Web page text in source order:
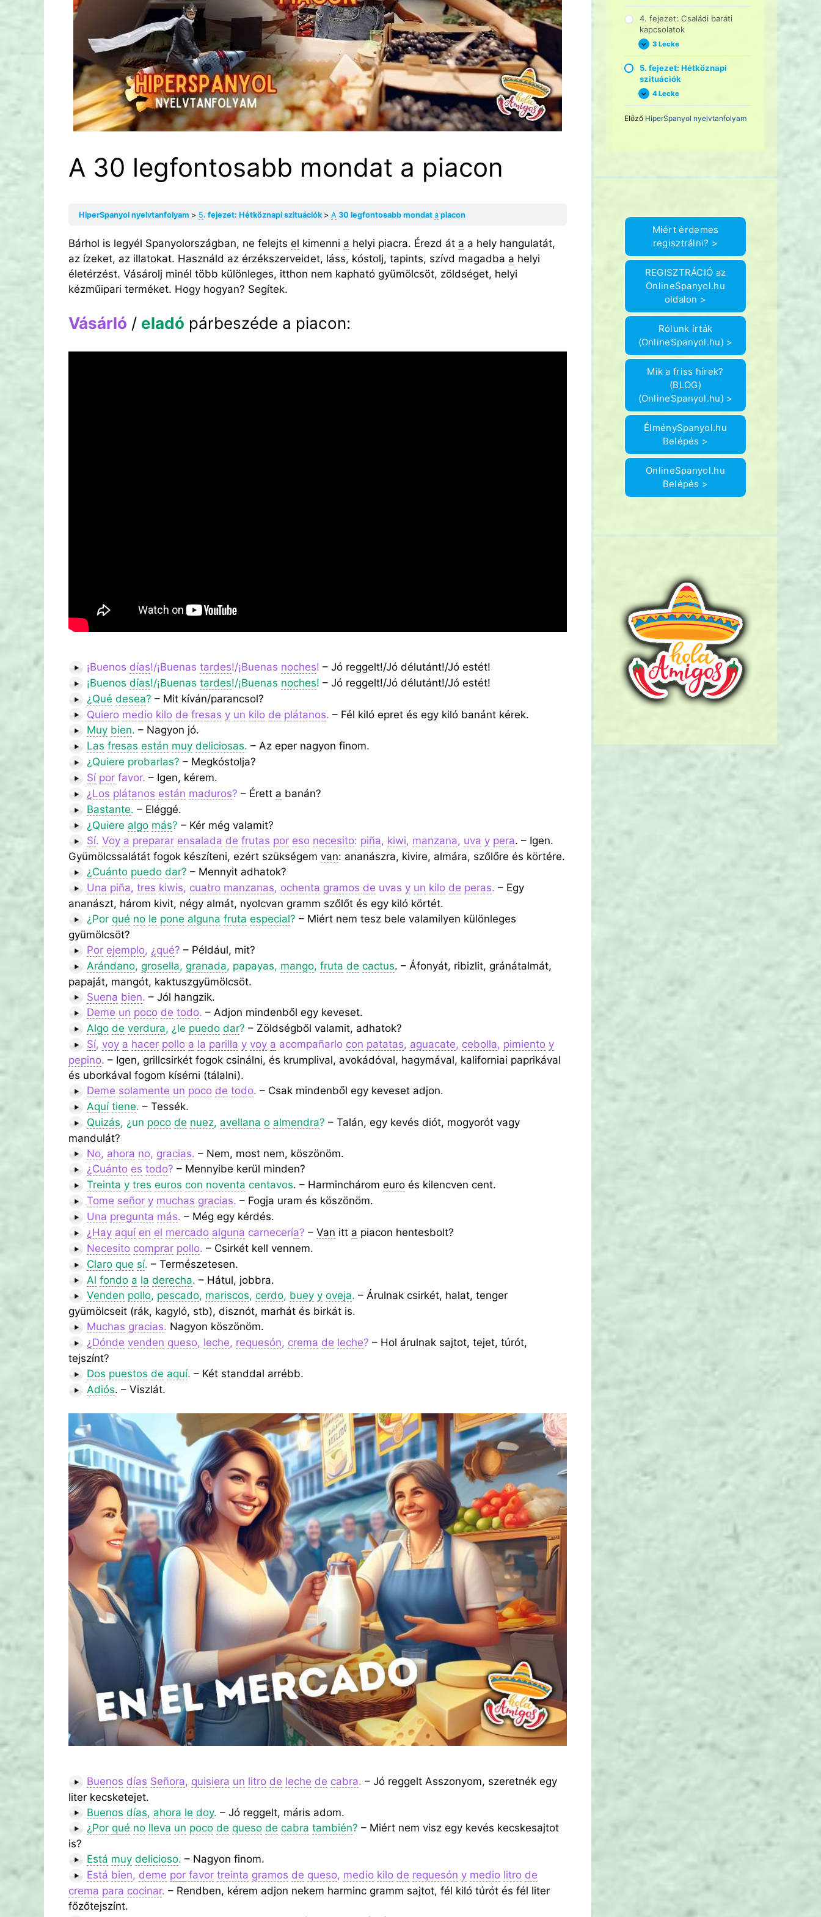
A 30 legfontosabb mondat a piacon
HiperSpanyol nyelvtanfolyam 5. fejezet: Hétköznapi szituációk A 30 legfontosabb mondat a piacon
Bárhol is legyél Spanyolországban, ne felejts el kimenni a helyi piacra. Érezd át a a hely hangulatát,
az ízeket, az illatokat. Használd az érzékszerveidet, láss, kóstolj, tapints, szívd magadba a helyi
életérzést. Vásárolj minél több különleges, itthon nem kapható gyümölcsöt, zöldséget, helyi
kézműipari terméket. Hogy hogyan? Segítek.
Vásárló / eladó párbeszéde a piacon:
¡Buenos días!/¡Buenas tardes!/¡Buenas noches! – Jó reggelt!/Jó délutánt!/Jó estét!
¡Buenos días!/¡Buenas tardes!/¡Buenas noches! – Jó reggelt!/Jó délutánt!/Jó estét!
¿Qué desea? – Mit kíván/parancsol?
Quiero medio kilo de fresas y un kilo de plátanos. – Fél kiló epret és egy kiló banánt kérek.
Muy bien. – Nagyon jó.
Las fresas están muy deliciosas. – Az eper nagyon finom.
¿Quiere probarlas? – Megkóstolja?
Sí por favor. – Igen, kérem.
¿Los plátanos están maduros? – Érett a banán?
Bastante. – Eléggé.
¿Quiere algo más? – Kér még valamit?
Sí. Voy a preparar ensalada de frutas por eso necesito: piña, kiwi, manzana, uva y pera. – Igen.
Gyümölcssalátát fogok készíteni, ezért szükségem van: ananászra, kivire, almára, szőlőre és körtére.
¿Cuánto puedo dar? – Mennyit adhatok?
Una piña, tres kiwis, cuatro manzanas, ochenta gramos de uvas y un kilo de peras. – Egy
ananászt, három kivit, négy almát, nyolcvan gramm szőlőt és egy kiló körtét.
¿Por qué no le pone alguna fruta especial? – Miért nem tesz bele valamilyen különleges
gyümölcsöt?
Por ejemplo, ¿qué? – Például, mit?
Arándano, grosella, granada, papayas, mango, fruta de cactus. – Áfonyát, ribizlit, gránátalmát,
papaját, mangót, kaktuszgyümölcsöt.
Suena bien. – Jól hangzik.
Deme un poco de todo. – Adjon mindenből egy keveset.
Algo de verdura, ¿le puedo dar? – Zöldségből valamit, adhatok?
Sí, voy a hacer pollo a la parilla y voy a acompañarlo con patatas, aguacate, cebolla, pimiento y
pepino. – Igen, grillcsirkét fogok csinálni, és krumplival, avokádóval, hagymával, kaliforniai paprikával
és uborkával fogom kísérni (tálalni).
Deme solamente un poco de todo. – Csak mindenből egy keveset adjon.
Aquí tiene. – Tessék.
Quizás, ¿un poco de nuez, avellana o almendra? – Talán, egy kevés diót, mogyorót vagy
mandulát?
No, ahora no, gracias. – Nem, most nem, köszönöm.
¿Cuánto es todo? – Mennyibe kerül minden?
Treinta y tres euros con noventa centavos. – Harminchárom euro és kilencven cent.
Tome señor y muchas gracias. – Fogja uram és köszönöm.
Una pregunta más. – Még egy kérdés.
¿Hay aquí en el mercado alguna carnecería? – Van itt a piacon hentesbolt?
Necesito comprar pollo. – Csirkét kell vennem.
Claro que sí. – Természetesen.
Al fondo a la derecha. – Hátul, jobbra.
Venden pollo, pescado, mariscos, cerdo, buey y oveja. – Árulnak csirkét, halat, tenger
gyümölcseit (rák, kagyló, stb), disznót, marhát és birkát is.
Muchas gracias. Nagyon köszönöm.
¿Dónde venden queso, leche, requesón, crema de leche? – Hol árulnak sajtot, tejet, túrót,
tejszínt?
Dos puestos de aquí. – Két standdal arrébb.
Adiós. – Viszlát.
Buenos días Señora, quisiera un litro de leche de cabra. – Jó reggelt Asszonyom, szeretnék egy
liter kecsketejet.
Buenos días, ahora le doy. – Jó reggelt, máris adom.
¿Por qué no lleva un poco de queso de cabra también? – Miért nem visz egy kevés kecskesajtot
is?
Está muy delicioso. – Nagyon finom.
Está bien, deme por favor treinta gramos de queso, medio kilo de requesón y medio litro de
crema para cocinar. – Rendben, kérem adjon nekem harminc gramm sajtot, fél kiló túrót és fél liter
főzőtejszínt.
fejezet:
Vészhelyzet
4. fejezet: Családi baráti
kapcsolatok
Kinyitás
4.
fejezet:
Családi
baráti
kapcsolatok
3 Lecke
5. fejezet: Hétköznapi
szituációk
Kinyitás
5.
fejezet:
Hétköznapi
szituációk
4 Lecke
Előző HiperSpanyol nyelvtanfolyam
Miért érdemes
regisztrálni? >
REGISZTRÁCIÓ az
OnlineSpanyol.hu
oldalon >
Rólunk írták
(OnlineSpanyol.hu) >
Mik a friss hírek?
(BLOG)
(OnlineSpanyol.hu) >
ÉlménySpanyol.hu
Belépés >
OnlineSpanyol.hu
Belépés >